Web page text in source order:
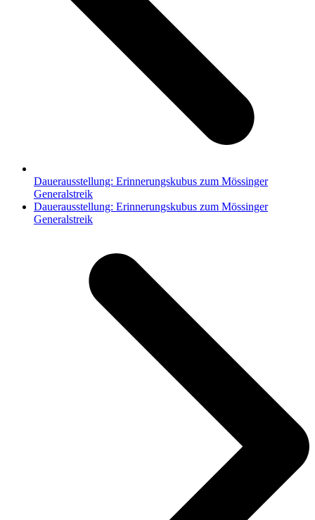
Dauerausstellung: Erinnerungskubus zum Mössinger
Generalstreik
Nächster
Beitrag:
Dauerausstellung: Erinnerungskubus zum Mössinger
Generalstreik